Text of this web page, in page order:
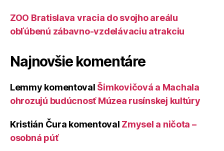
ZOO Bratislava vracia do svojho areálu
obľúbenú zábavno-vzdelávaciu atrakciu
Najnovšie komentáre
Lemmy komentoval Šimkovičová a Machala
ohrozujú budúcnosť Múzea rusínskej kultúry
Kristián Čura komentoval Zmysel a ničota –
osobná púť